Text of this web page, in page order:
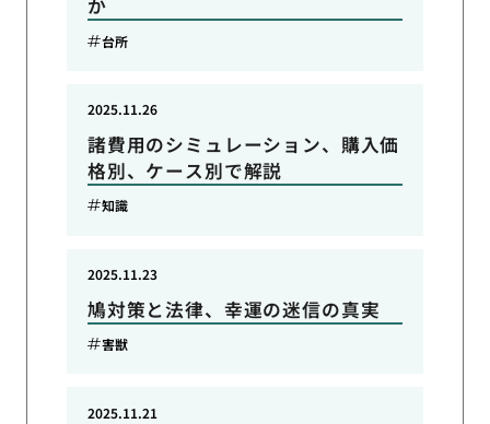
か
台所
諸費用のシミュレーション、購入価
格別、ケース別で解説
2025.11.26
知識
鳩対策と法律、幸運の迷信の真実
2025.11.23
害獣
2025.11.21